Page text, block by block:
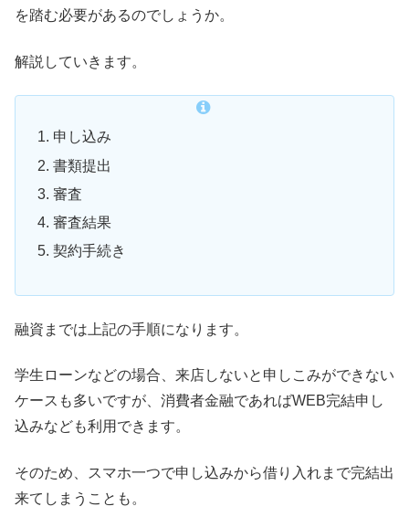
を踏む必要があるのでしょうか。
解説していきます。
申し込み
書類提出
審査
審査結果
契約手続き
融資までは上記の手順になります。
学生ローンなどの場合、来店しないと申しこみができない
ケースも多いですが、消費者金融であればWEB完結申し
込みなども利用できます。
そのため、スマホ一つで申し込みから借り入れまで完結出
来てしまうことも。